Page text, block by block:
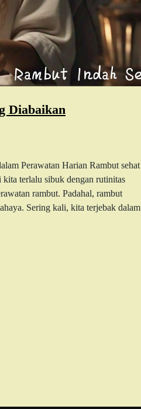
Diabaikan
Perawatan Harian Rambut sehat
terlalu sibuk dengan rutinitas
rambut. Padahal, rambut
Sering kali, kita terjebak dalam